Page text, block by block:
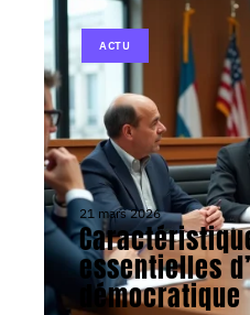
ACTU
21 mars 2026
essentielles
démocratique